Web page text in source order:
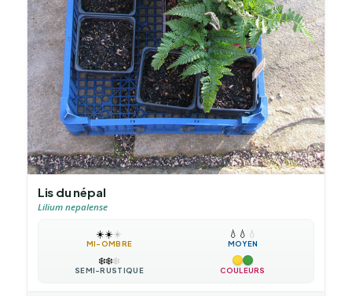
Lis du népal
Lilium nepalense
☀️☀️☀️
MI-OMBRE
💧 💧 💧
MOYEN
❄️❄️❄️
SEMI-RUSTIQUE COULEURS